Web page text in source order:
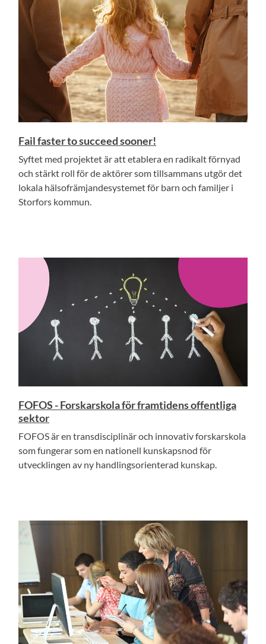
Fail faster to succeed sooner!
Syftet med projektet är att etablera en radikalt förnyad
och stärkt roll för de aktörer som tillsammans utgör det
lokala hälsofrämjandesystemet för barn och familjer i
Storfors kommun.
FOFOS - Forskarskola för framtidens offentliga
sektor
FOFOS är en transdisciplinär och innovativ forskarskola
som fungerar som en nationell kunskapsnod för
utvecklingen av ny handlingsorienterad kunskap.